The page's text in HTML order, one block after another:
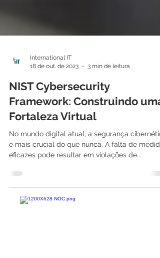
International IT
18 de out. de 2023
3 min de leitura
NIST Cybersecurity
Framework: Construindo uma
Fortaleza Virtual
No mundo digital atual, a segurança